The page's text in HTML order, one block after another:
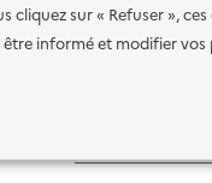
sur « Refuser »,
informé et modifier